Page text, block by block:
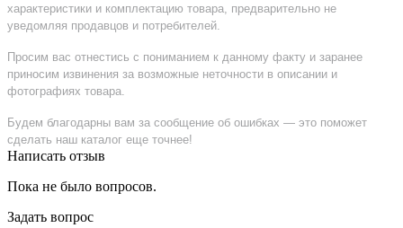
характеристики и комплектацию товара, предварительно не
уведомляя продавцов и потребителей.
Просим вас отнестись с пониманием к данному факту и заранее
приносим извинения за возможные неточности в описании и
фотографиях товара.
Будем благодарны вам за сообщение об ошибках — это поможет
сделать наш каталог еще точнее!
Написать отзыв
Пока не было вопросов.
Задать вопрос